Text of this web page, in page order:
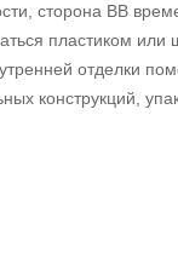
сторона ВВ
пластиком или
отделки
конструкций,